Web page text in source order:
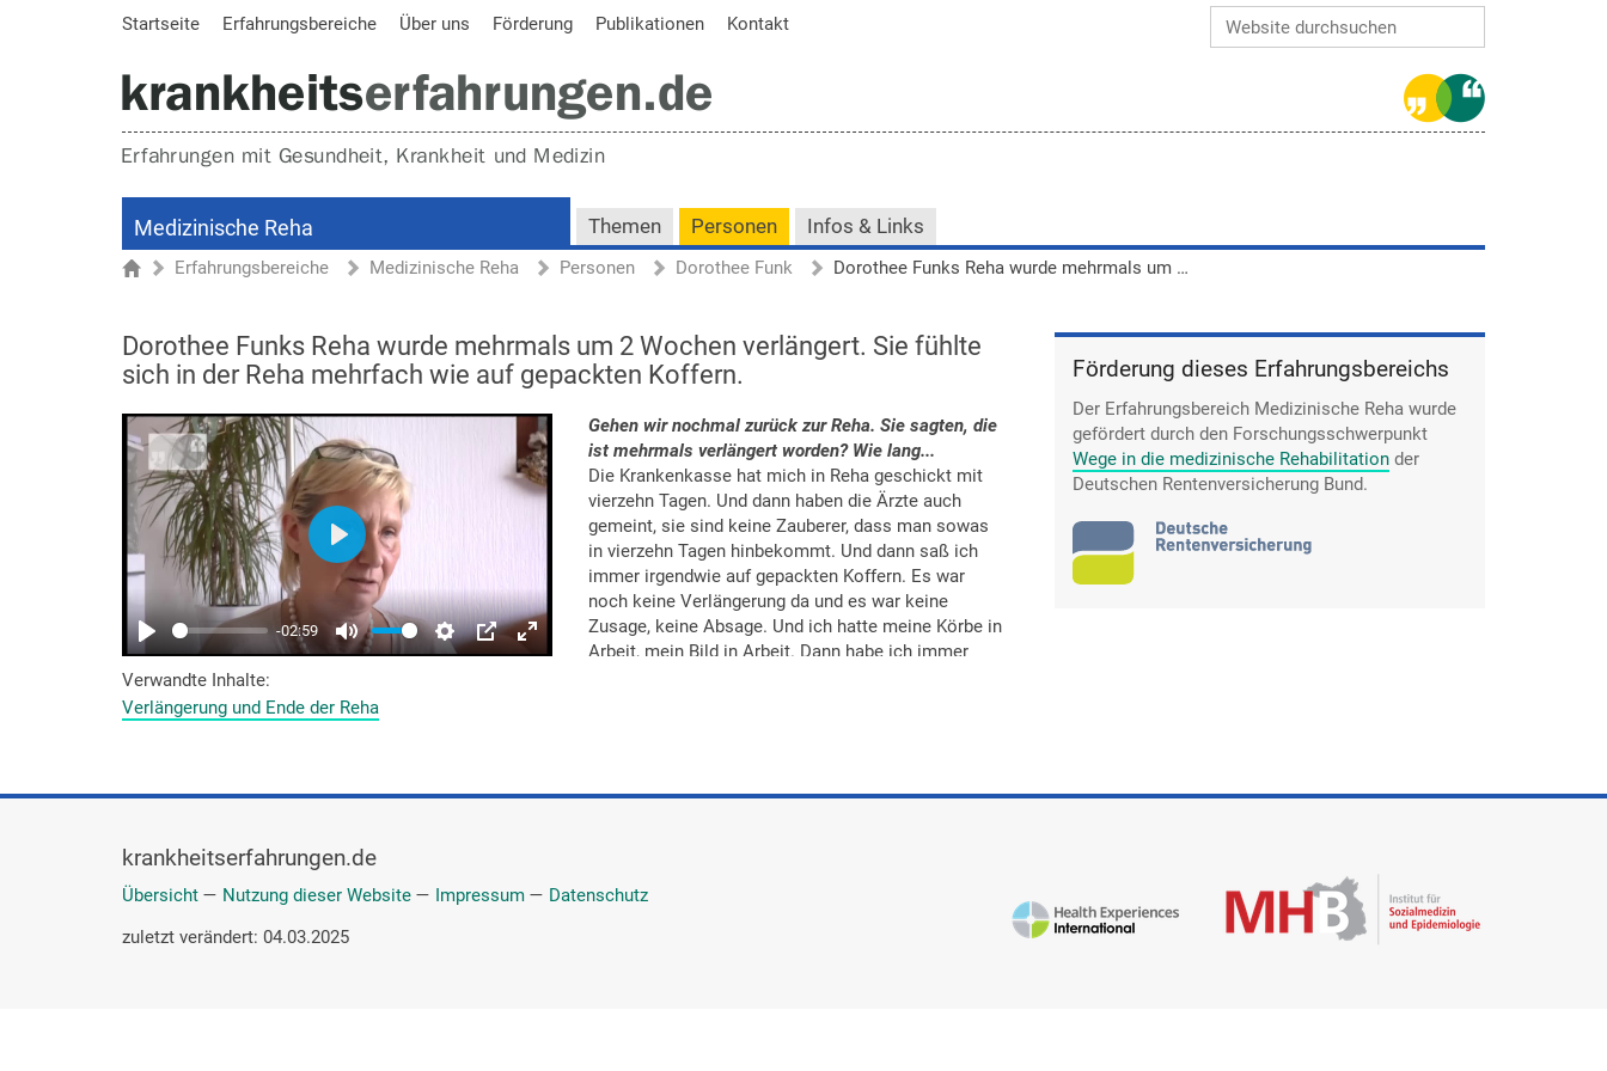
Erweiterte Suche…
Startseite Erfahrungsbereiche Über uns Förderung Publikationen Kontakt
Medizinische Reha Themen Personen Infos & Links
Sie sind hier
StartseiteErfahrungsbereiche Medizinische Reha Personen Dorothee Funk Dorothee Funks Reha wurde mehrmals um 2 Wochen verlängert. Sie fühlte sich in der Reha mehrfach wie auf gepackten Koffern.
Dorothee Funks Reha wurde mehrmals um 2 Wochen verlängert. Sie fühlte
sich in der Reha mehrfach wie auf gepackten Koffern.
Gehen wir nochmal zurück zur Reha. Sie sagten, die
ist mehrmals verlängert worden? Wie lang...
Die Krankenkasse hat mich in Reha geschickt mit
vierzehn Tagen. Und dann haben die Ärzte auch
gemeint, sie sind keine Zauberer, dass man sowas
in vierzehn Tagen hinbekommt. Und dann saß ich
immer irgendwie auf gepackten Koffern. Es war
noch keine Verlängerung da und es war keine
Zusage, keine Absage. Und ich hatte meine Körbe in
Arbeit, mein Bild in Arbeit. Dann habe ich immer
D. Und ich war in Phase C. Und der Sozialarbeiter hat
dafür, dass ich noch da bleiben will. Und dann hat er
Verwandte Inhalte
Verlängerung und Ende der Reha
Förderung dieses Erfahrungsbereichs
Der Erfahrungsbereich Medizinische Reha wurde
gefördert durch den Forschungsschwerpunkt
Wege in die medizinische Rehabilitation der
Deutschen Rentenversicherung Bund.
krankheitserfahrungen.de
Übersicht — Nutzung dieser Website — Impressum — Datenschutz
zuletzt verändert: 04.03.2025